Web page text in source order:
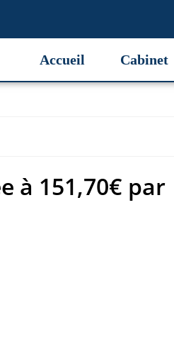
Accueil Cabinet
151,70€ par
à 151,70€ par